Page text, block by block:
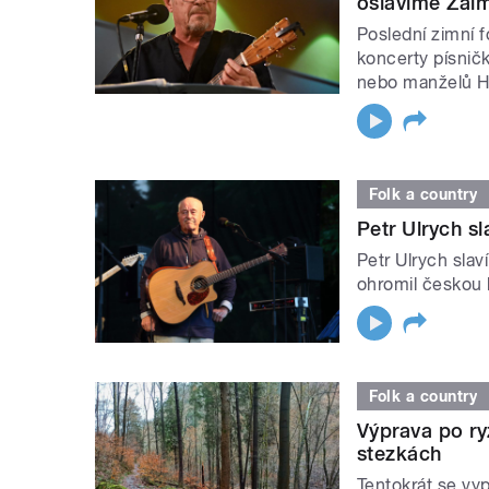
Poslední zimní
koncerty
nebo manželů
Folk a country
Petr Ulrych
Petr Ulrych
ohromil
Folk a country
Výprava po
stezkách